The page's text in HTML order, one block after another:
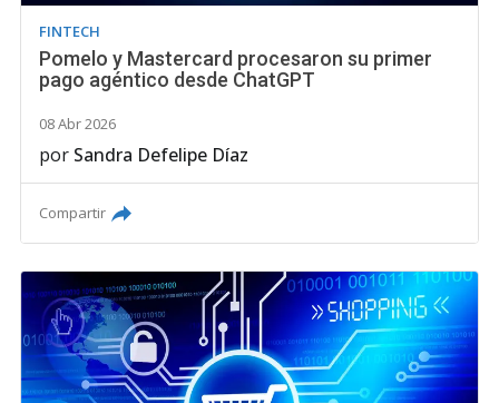
FINTECH
Pomelo y Mastercard procesaron su primer
pago agéntico desde ChatGPT
08 Abr 2026
por Sandra Defelipe Díaz
Compartir